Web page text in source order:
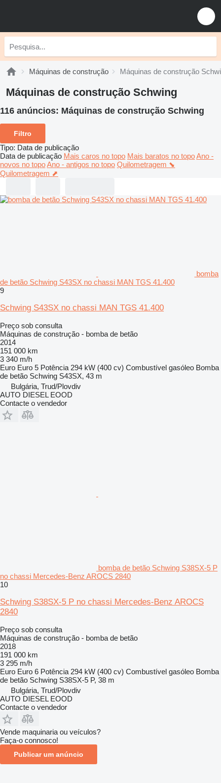
Máquinas de construção Máquinas de construção
Máquinas de construção Schwing
116 anúncios: Máquinas de construção Schwing
Filtro
Tipo: Data de publicação
Data de publicação Mais caros no topo Mais baratos no topoAno -
novos no topoAno - antigos no topo Quilometragem ⬊
Quilometragem ⬈
bomba
de betão Schwing S43SX no chassi MAN TGS 41.400
9
Schwing S43SX no chassi MAN TGS 41.400
Preço sob consulta
Máquinas de construção - bomba de betão
2014
151 000 km
3 340 m/h
Euro Euro 5 Potência 294 kW (400 cv) Combustível gasóleo Bomba
de betão Schwing S43SX, 43 m
Bulgária, Trud/Plovdiv
AUTO DIESEL EOOD
Contacte o vendedor
bomba de betão Schwing S38SX-5 P
no chassi Mercedes-Benz AROCS 2840
10
Schwing S38SX-5 P no chassi Mercedes-Benz AROCS
2840
Preço sob consulta
Máquinas de construção - bomba de betão
2018
191 000 km
3 295 m/h
Euro Euro 6 Potência 294 kW (400 cv) Combustível gasóleo Bomba
de betão Schwing S38SX-5 P, 38 m
Bulgária, Trud/Plovdiv
AUTO DIESEL EOOD
Contacte o vendedor
Vende maquinaria ou veículos?
Faça-o connosco!
Publicar um anúncio